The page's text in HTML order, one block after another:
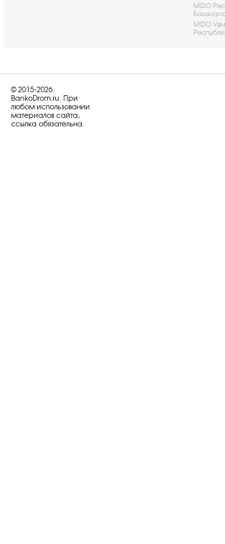
МФО
МФО
© 2015-2026.
BankoDrom.ru. При
любом использовании
материалов сайта,
ссылка обязательна.